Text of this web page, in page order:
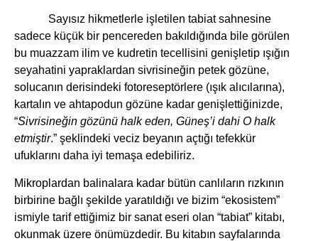
Sayısız hikmetlerle işletilen tabiat sahnesine
sadece küçük bir pencereden bakıldığında bile görülen
bu muazzam ilim ve kudretin tecellisini genişletip ışığın
seyahatini yapraklardan sivrisineğin petek gözüne,
solucanın derisindeki fotoreseptörlere (ışık alıcılarına),
kartalın ve ahtapodun gözüne kadar genişlettiğinizde,
“Sivrisineğin gözünü halk eden, Güneş’i dahi O halk
etmiştir.” şeklindeki veciz beyanın açtığı tefekkür
ufuklarını daha iyi temaşa edebiliriz.
Mikroplardan balinalara kadar bütün canlıların rızkının
birbirine bağlı şekilde yaratıldığı ve bizim “ekosistem”
ismiyle tarif ettiğimiz bir sanat eseri olan “tabiat” kitabı,
okunmak üzere önümüzdedir. Bu kitabın sayfalarında